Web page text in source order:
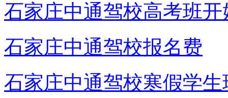
石家庄中通驾校高考班开
石家庄中通驾校报名费
石家庄中通驾校寒假学生